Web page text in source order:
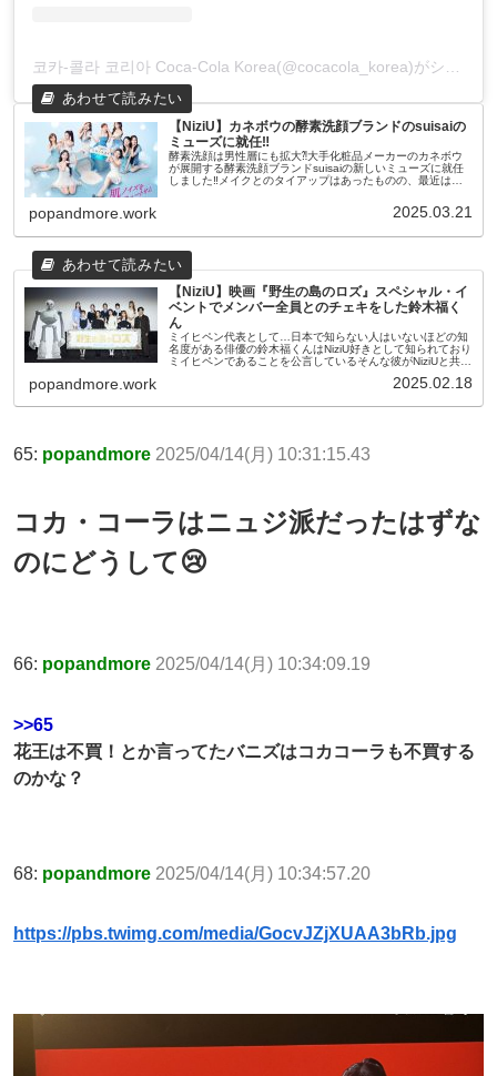
코카-콜라 코리아 Coca-Cola Korea(@cocacola_korea)がシェアした投稿
【NiziU】カネボウの酵素洗顔ブランドのsuisaiの
ミューズに就任‼
酵素洗顔は男性層にも拡大⁈大手化粧品メーカーのカネボウ
が展開する酵素洗顔ブランドsuisaiの新しいミューズに就任
しました‼メイクとのタイアップはあったものの、最近はウ
popandmore.work 2025.03.21
【NiziU】映画『野生の島のロズ』スペシャル・イ
ベントでメンバー全員とのチェキをした鈴木福く
ん
ミイヒペン代表として…日本で知らない人はいないほどの知
名度がある俳優の鈴木福くんはNiziU好きとして知られており
ミイヒペンであることを公言しているそんな彼がNiziUと共に
popandmore.work 2025.02.18
65: popandmore 2025/04/14(月) 10:31:15.43
コカ・コーラはニュジ派だったはずな
のにどうして😢
66: popandmore 2025/04/14(月) 10:34:09.19
>>65
花王は不買！とか言ってたバニズはコカコーラも不買する
のかな？
68: popandmore 2025/04/14(月) 10:34:57.20
https://pbs.twimg.com/media/GocvJZjXUAA3bRb.jpg